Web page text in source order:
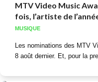
MTV Video Music
fois, l’artiste de
MUSIQUE
Les nominations des MTV
8 août dernier. Et, pour la